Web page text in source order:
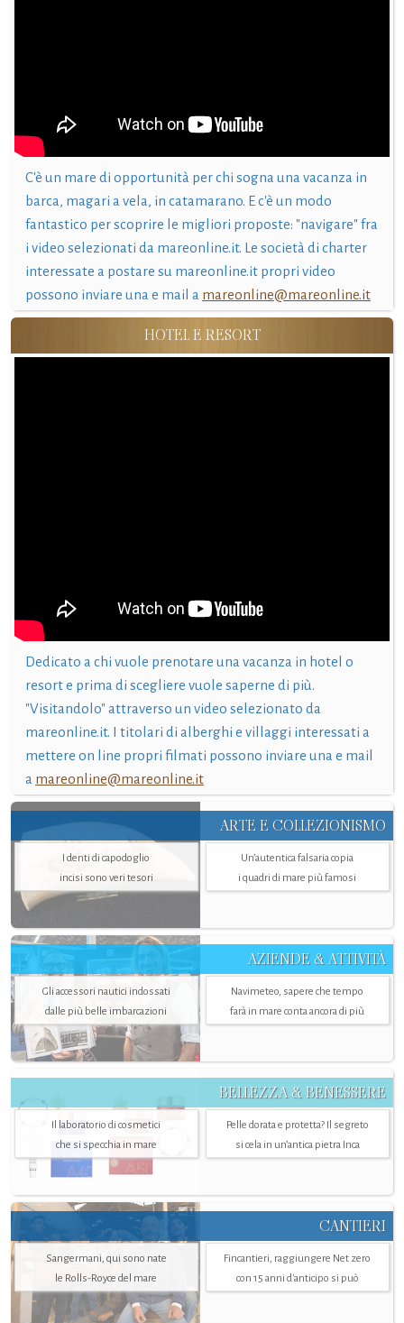
C'è un mare di opportunità per chi sogna una vacanza in
barca, magari a vela, in catamarano. E c'è un modo
fantastico per scoprire le migliori proposte: "navigare" fra
i video selezionati da mareonline.it. Le società di charter
interessate a postare su mareonline.it propri video
possono inviare una e mail a mareonline@mareonline.it
HOTEL E RESORT
Dedicato a chi vuole prenotare una vacanza in hotel o
resort e prima di scegliere vuole saperne di più.
"Visitandolo" attraverso un video selezionato da
mareonline.it. I titolari di alberghi e villaggi interessati a
mettere on line propri filmati possono inviare una e mail
a mareonline@mareonline.it
ARTE E COLLEZIONISMO
I denti di capodoglio
incisi sono veri tesori
Un’autentica falsaria copia
i quadri di mare più famosi
AZIENDE & ATTIVITÀ
Gli accessori nautici indossati
dalle più belle imbarcazioni
Navimeteo, sapere che tempo
farà in mare conta ancora di più
BELLEZZA & BENESSERE
Il laboratorio di cosmetici
che si specchia in mare
Pelle dorata e protetta? Il segreto
si cela in un’antica pietra Inca
CANTIERI
Sangermani, qui sono nate
le Rolls-Royce del mare
Fincantieri, raggiungere Net zero
con 15 anni d'anticipo si può